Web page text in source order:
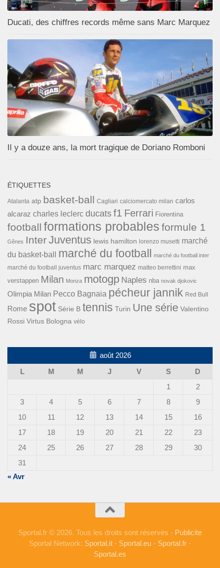
Ducati, des chiffres records même sans Marc Marquez
Il y a douze ans, la mort tragique de Doriano Romboni
ÉTIQUETTES
Atalanta atp basket-ball Cagliari calciomercato milan carlos
alcaraz charles leclerc ducats f1 Ferrari Fiorentina
football formations probables formule 1
Gênes InterJuventus lewis hamilton lorenzo musetti marché
du basket-ball
marché du football marché du football inter
marché du football juventus marc marquez matteo berrettini max
verstappen Milan Monza motogp Naples nba novak djokovic
Olimpia Milan Pecco Bagnaia pécheur jannik Red Bull
Rome spot Série B tennis Turin Une série Valentino
Rossi Virtus Bologna vélo
août 2026
L
M M J V S
D
1
2
3
4 5 6 7 8
9
10
11 12 13 14 15
16
17
18 19 20 21 22
23
24
25 26 27 28 29
30
31
« Avr
Sportal.fr © 2026. Tous les droits sont réservés - Publicite
Sportal Network: Sportal.it - Sportal.eu - Sportal.fr -
Sportal.es